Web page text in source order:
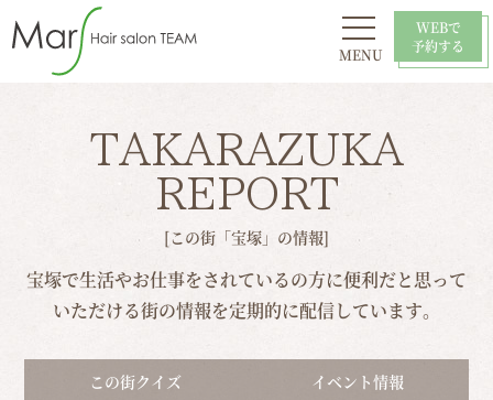
MENU
WEBで
予約する
TAKARAZUKA
REPORT
[この街「宝塚」の情報]
宝塚で生活やお仕事をされているの方に便利だと思って
いただける街の情報を定期的に配信しています。
この街クイズ
イベント情報